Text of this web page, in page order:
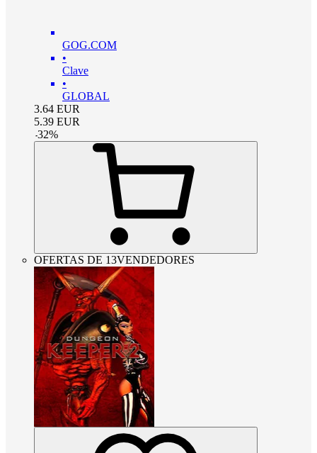
GOG.COM
•
Clave
•
GLOBAL
3.64 EUR
5.39 EUR
-32%
OFERTAS DE 13VENDEDORES